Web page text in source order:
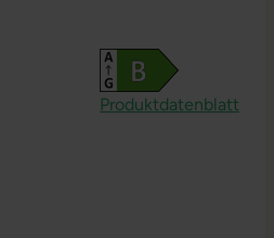
Produktdatenblatt